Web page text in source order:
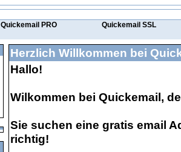
Quickemail PRO Quickemail SSL
Herzlich Willkommen bei
Hallo!
Wilkommen bei Quickemail,
Sie suchen eine gratis email
richtig!